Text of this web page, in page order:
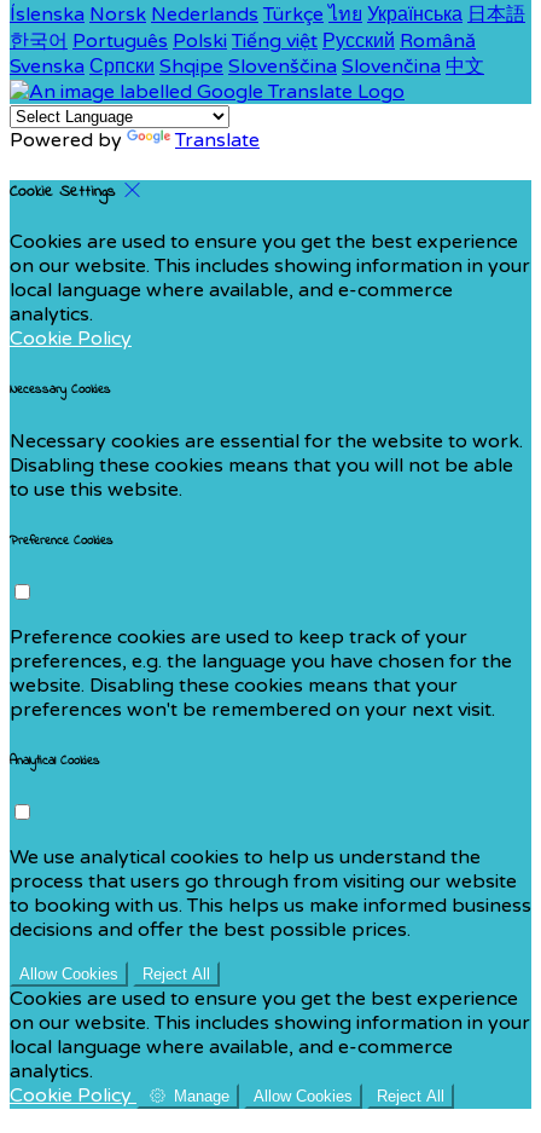
Íslenska Norsk Nederlands Türkçe ไทย Українська 日本語
한국어 Português Polski Tiếng việt Русский Română
Svenska Српски Shqipe Slovenščina Slovenčina 中文
Powered by Translate
Cookie Settings
Cookies are used to ensure you get the best experience
on our website. This includes showing information in your
local language where available, and e-commerce
analytics.
Cookie Policy
Necessary Cookies
Necessary cookies are essential for the website to work.
Disabling these cookies means that you will not be able
to use this website.
Preference Cookies
Preference cookies are used to keep track of your
preferences, e.g. the language you have chosen for the
website. Disabling these cookies means that your
preferences won't be remembered on your next visit.
Analytical Cookies
We use analytical cookies to help us understand the
process that users go through from visiting our website
to booking with us. This helps us make informed business
decisions and offer the best possible prices.
Allow Cookies Reject All
Cookies are used to ensure you get the best experience
on our website. This includes showing information in your
local language where available, and e-commerce
analytics.
Cookie Policy
Manage Allow Cookies Reject All